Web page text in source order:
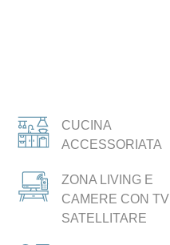
CUCINA
ACCESSORIATA
ZONA LIVING E
CAMERE CON TV
SATELLITARE